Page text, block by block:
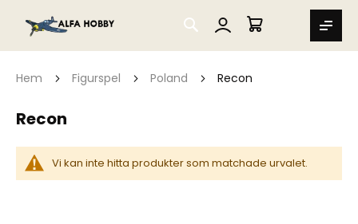
SEARCH
MIN VARUKORG
Hem Figurspel Poland Recon
Recon
Vi kan inte hitta produkter som matchade urvalet.